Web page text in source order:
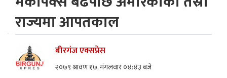
राज्यमा आपतकाल
बीरगंज एक्सप्रेस
२०७९ श्रावण १७, मंगलवार ०४:४३ बजे